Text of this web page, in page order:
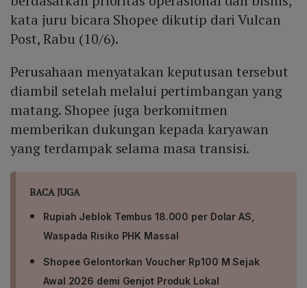
kata juru bicara Shopee dikutip dari Vulcan
Post, Rabu (10/6).
Perusahaan menyatakan keputusan tersebut
diambil setelah melalui pertimbangan yang
matang. Shopee juga berkomitmen
memberikan dukungan kepada karyawan
yang terdampak selama masa transisi.
BACA JUGA
Rupiah Jeblok Tembus 18.000 per Dolar AS,
Waspada Risiko PHK Massal
Shopee Gelontorkan Voucher Rp100 M Sejak
Awal 2026 demi Genjot Produk Lokal